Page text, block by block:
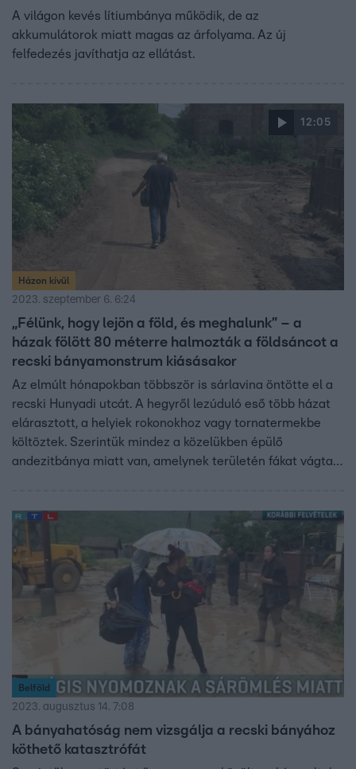
A világon kevés lítiumbánya működik, de az
akkumulátorok miatt magas az árfolyama. Az új
felfedezés javíthatja az ellátást.
12:05
Házon kívül
2023. szeptember 6. 6:24
„Félünk, hogy lejön a föld, és meghalunk” – a
házak fölött 80 méterre halmozták a földsáncot a
recski bányamonstrum kiásásakor
Az elmúlt hónapokban többször is sárlavina öntötte el a
recski Hunyadi utcát. A hegyről lezúduló eső több házat
elárasztott, a helyiek rokonokhoz vagy tornatermekbe
költöztek. Szerintük mindez a közelükben épülő
andezitbánya miatt van, amelynek területén fákat vágtak
mindig csak a kárfelmérés zajlik, az érintett családok
Belföld
2023. augusztus 14. 7:08
A bányahatóság nem vizsgálja a recski bányához
köthető katasztrófát